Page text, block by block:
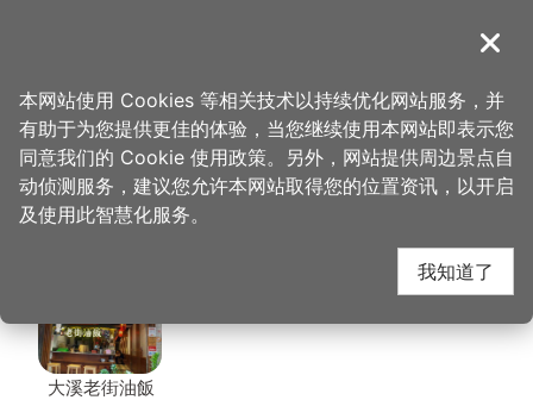
導覽
首页 > 想去的地方 > 美食、购物 > 芊香园
芊香园 周边店家
大溪老街油飯
关闭
本网站使用 Cookies 等相关技术以持续优化网站服务，并
有助于为您提供更佳的体验，当您继续使用本网站即表示您
同意我们的 Cookie 使用政策。另外，网站提供周边景点自
动侦测服务，建议您允许本网站取得您的位置资讯，以开启
及使用此智慧化服务。
我知道了